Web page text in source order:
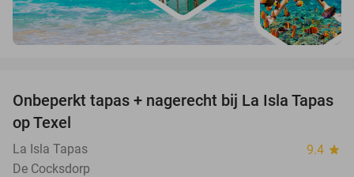
23%
Onbeperkt tapas + nagerecht bij La Isla Tapas
op Texel
La Isla Tapas 9.4 star
De Cocksdorp